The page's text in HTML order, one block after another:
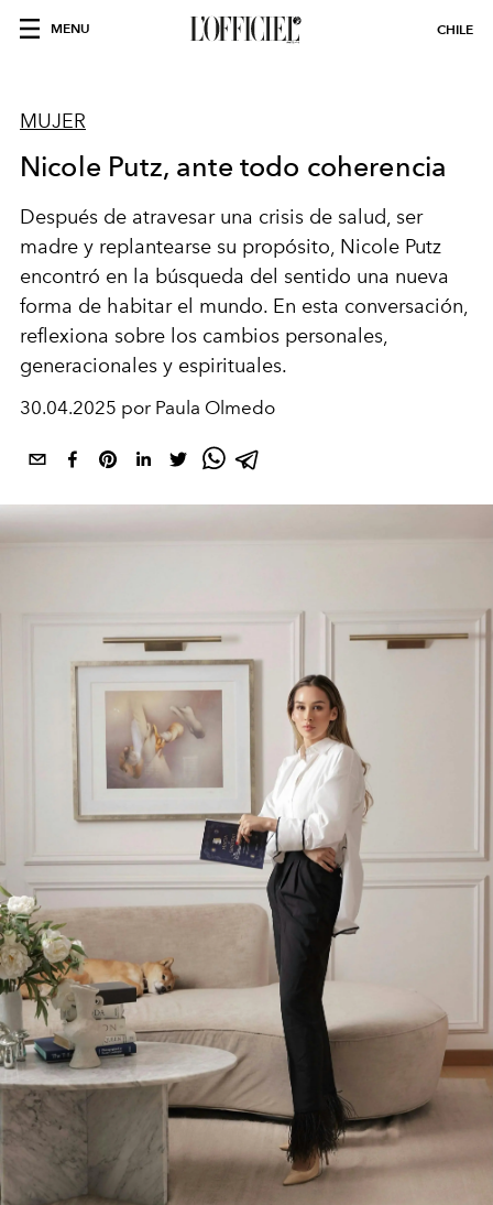
MENU CHILE
MUJER
Nicole Putz, ante todo coherencia
Después de atravesar una crisis de salud, ser
madre y replantearse su propósito, Nicole Putz
encontró en la búsqueda del sentido una nueva
forma de habitar el mundo. En esta conversación,
reflexiona sobre los cambios personales,
generacionales y espirituales.
30.04.2025 por Paula Olmedo